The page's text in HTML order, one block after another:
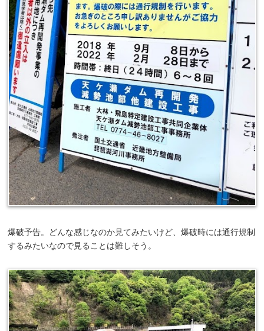
爆破予告。どんな感じなのか見てみたいけど、爆破時には通行規制
するみたいなので見ることは難しそう。